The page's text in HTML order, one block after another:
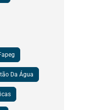
Da Água